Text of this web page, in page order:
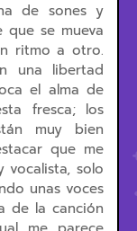
de sones y
que se mueva
ritmo a otro.
una libertad
el alma de
fresca; los
muy bien
que me
vocalista, solo
unas voces
de la canción